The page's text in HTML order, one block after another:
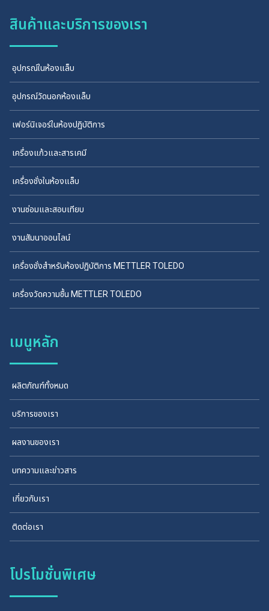
สินค้าและบริการของเรา
อุปกรณ์ในห้องแล็บ
อุปกรณ์วัดนอกห้องแล็บ
เฟอร์นิเจอร์ในห้องปฏิบัติการ
เครื่องแก้วและสารเคมี
เครื่องชั่งในห้องแล็บ
งานซ่อมและสอบเทียบ
งานสัมนาออนไลน์
เครื่องชั่งสำหรับห้องปฏิบัติการ METTLER TOLEDO
เครื่องวัดความชื้น METTLER TOLEDO
เมนูหลัก
ผลิตภัณฑ์ทั้งหมด
บริการของเรา
ผลงานของเรา
บทความและข่าวสาร
เกี่ยวกับเรา
ติดต่อเรา
โปรโมชั่นพิเศษ